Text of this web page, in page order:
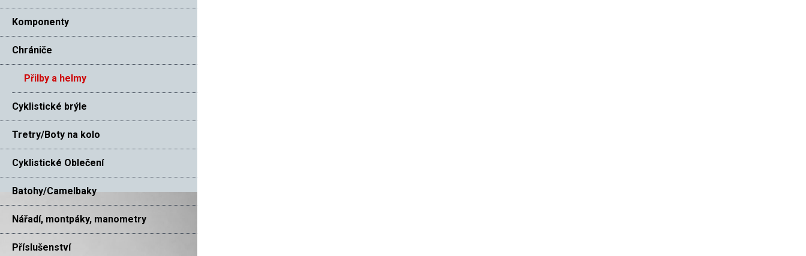
Komponenty
Chrániče
Přilby a helmy
Cyklistické brýle
Tretry/Boty na kolo
Cyklistické Oblečení
Batohy/Camelbaky
Nářadí, montpáky, manometry
Příslušenství